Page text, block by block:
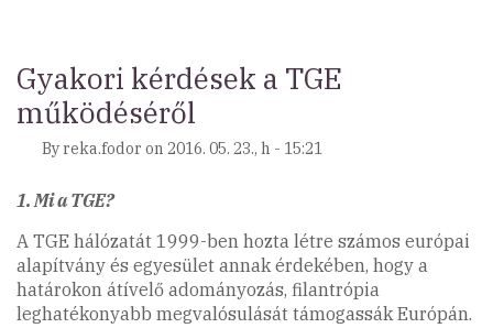
szervezetek
részére)
Gyakori kérdések a TGE
működéséről
Byreka.fodor on 2016. 05. 23., h - 15:21
1. Mi a TGE?
A TGE hálózatát 1999-ben hozta létre számos európai
alapítvány és egyesület annak érdekében, hogy a
határokon átívelő adományozás, filantrópia
leghatékonyabb megvalósulását támogassák Európán.